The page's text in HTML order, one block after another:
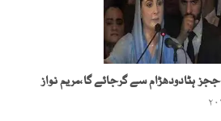
ہٹادودھڑام سے گرجائے گا،مریم نواز